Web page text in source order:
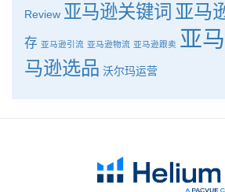
Review 亚马逊关键词 亚马
存 亚马逊引流 亚马逊物流 亚马逊跟卖 亚
马逊选品 沃尔玛运营